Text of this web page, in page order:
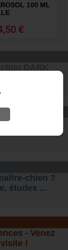
100 ML
€
et
les terrains.
chien ?
études ...
- Venez
!